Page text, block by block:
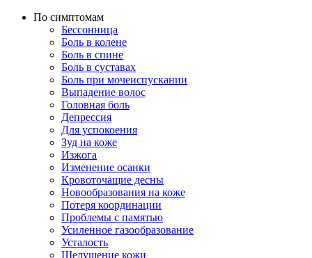
По симптомам
Бессонница
Боль в колене
Боль в спине
Боль в суставах
Боль при мочеиспускании
Выпадение волос
Головная боль
Депрессия
Для успокоения
Зуд на коже
Изжога
Изменение осанки
Кровоточащие десны
Новообразования на коже
Потеря координации
Проблемы с памятью
Усиленное газообразование
Усталость
Шелушение кожи